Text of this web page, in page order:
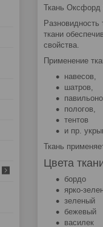
Ткань Оксфорд
ткани
свойства.
Применение
навесов,
шатров,
пологов,
тентов
и пр.
Ткань
Цвета
бордо
ярко-
зеленый
бежевый
василек